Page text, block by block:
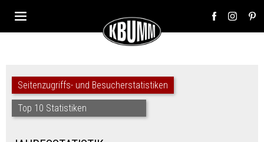
Seitenzugriffs- und Besucherstatistiken
Top 10 Statistiken